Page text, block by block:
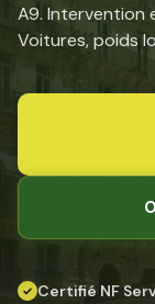
A9. Intervention
Voitures, poids
✓ Certifié NF